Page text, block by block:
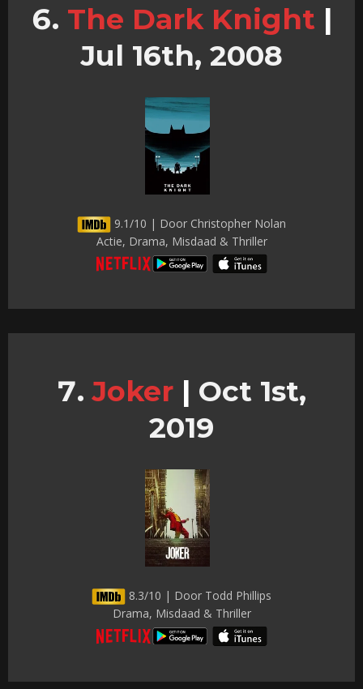
The Dark Knight |
Jul 16th, 2008
9.1/10 | Door Christopher Nolan
Actie, Drama, Misdaad & Thriller
Joker | Oct 1st,
2019
8.3/10 | Door Todd Phillips
Drama, Misdaad & Thriller